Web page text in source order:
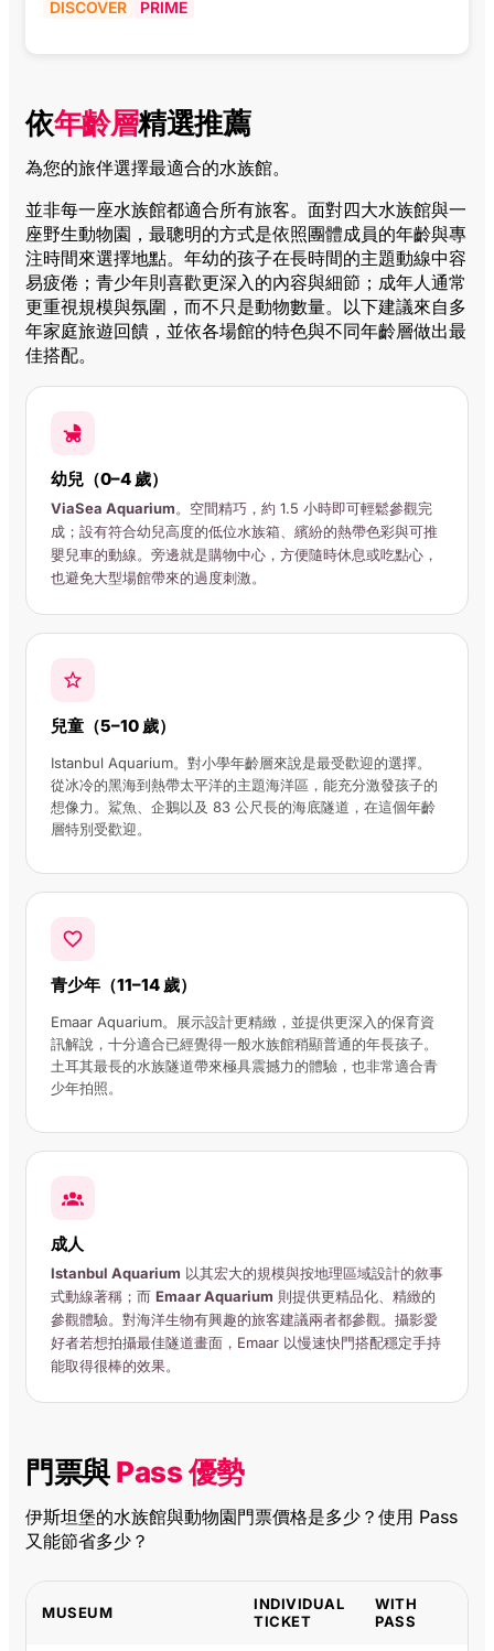
DISCOVER PRIME
依年齡層精選推薦
為您的旅伴選擇最適合的水族館。
並非每一座水族館都適合所有旅客。面對四大水族館與一
座野生動物園，最聰明的方式是依照團體成員的年齡與專
注時間來選擇地點。年幼的孩子在長時間的主題動線中容
易疲倦；青少年則喜歡更深入的內容與細節；成年人通常
更重視規模與氛圍，而不只是動物數量。以下建議來自多
年家庭旅遊回饋，並依各場館的特色與不同年齡層做出最
佳搭配。
幼兒（0–4 歲）
ViaSea Aquarium。空間精巧，約 1.5 小時即可輕鬆參觀完
成；設有符合幼兒高度的低位水族箱、繽紛的熱帶色彩與可推
嬰兒車的動線。旁邊就是購物中心，方便隨時休息或吃點心，
也避免大型場館帶來的過度刺激。
兒童（5–10 歲）
Istanbul Aquarium。對小學年齡層來說是最受歡迎的選擇。
從冰冷的黑海到熱帶太平洋的主題海洋區，能充分激發孩子的
想像力。鯊魚、企鵝以及 83 公尺長的海底隧道，在這個年齡
層特別受歡迎。
青少年（11–14 歲）
Emaar Aquarium。展示設計更精緻，並提供更深入的保育資
訊解說，十分適合已經覺得一般水族館稍顯普通的年長孩子。
土耳其最長的水族隧道帶來極具震撼力的體驗，也非常適合青
少年拍照。
成人
Istanbul Aquarium 以其宏大的規模與按地理區域設計的敘事
式動線著稱；而 Emaar Aquarium 則提供更精品化、精緻的
參觀體驗。對海洋生物有興趣的旅客建議兩者都參觀。攝影愛
好者若想拍攝最佳隧道畫面，Emaar 以慢速快門搭配穩定手持
能取得很棒的效果。
門票與Pass 優勢
伊斯坦堡的水族館與動物園門票價格是多少？使用 Pass
又能節省多少？
MUSEUM
INDIVIDUAL
TICKET
WITH
PASS